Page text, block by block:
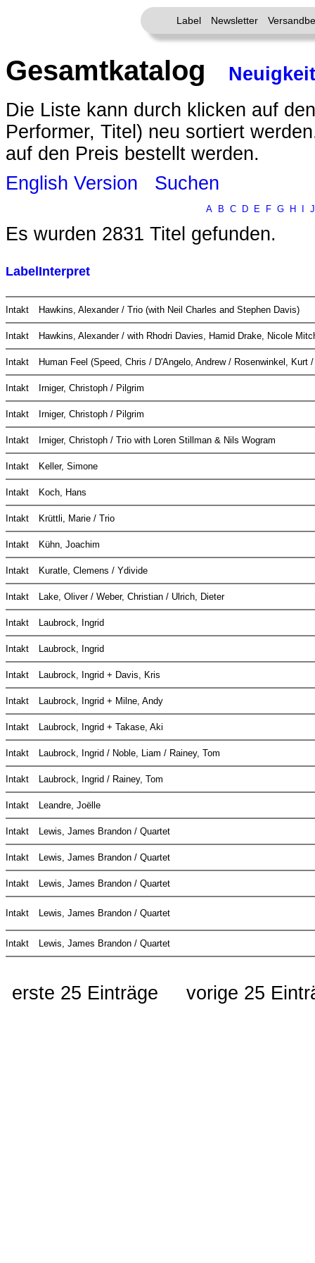
Label Newsletter
Gesamtkatalog
Die Liste kann durch klicken auf
Performer, Titel) neu sortiert
auf den Preis bestellt werden.
English Version
Suchen
A B C D E F G H J
Es wurden 2831 Titel gefunden.
Label Interpret
Intakt Hawkins, Alexander / Trio (with Neil Charles and Stephen Davis)
Intakt Hawkins, Alexander / with Rhodri Davies, Hamid Drake, Nicole
Intakt Human Feel (Speed, Chris / D'Angelo, Andrew / Rosenwinkel,
Intakt Irniger, Christoph / Pilgrim
Intakt Irniger, Christoph / Pilgrim
Intakt Irniger, Christoph / Trio with Loren Stillman & Nils Wogram
Intakt Keller, Simone
Intakt Koch, Hans
Intakt Krüttli, Marie / Trio
Intakt Kühn, Joachim
Intakt Kuratle, Clemens / Ydivide
Intakt Lake, Oliver / Weber, Christian / Ulrich, Dieter
Intakt Laubrock, Ingrid
Intakt Laubrock, Ingrid
Intakt Laubrock, Ingrid + Davis, Kris
Intakt Laubrock, Ingrid + Milne, Andy
Intakt Laubrock, Ingrid + Takase, Aki
Intakt Laubrock, Ingrid / Noble, Liam / Rainey, Tom
Intakt Laubrock, Ingrid / Rainey, Tom
Intakt Leandre, Joëlle
Intakt Lewis, James Brandon / Quartet
Intakt Lewis, James Brandon / Quartet
Intakt Lewis, James Brandon / Quartet
Intakt Lewis, James Brandon / Quartet
Intakt Lewis, James Brandon / Quartet
erste 25 Einträge vorige 25